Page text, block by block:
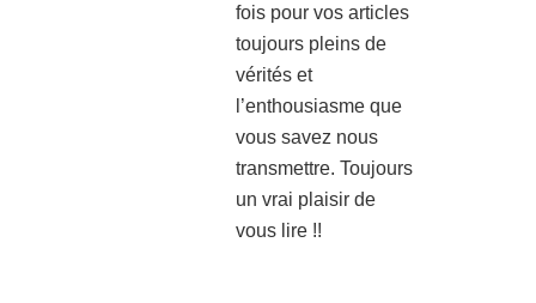
fois pour vos articles
toujours pleins de
vérités et
l’enthousiasme que
vous savez nous
transmettre. Toujours
un vrai plaisir de
vous lire !!